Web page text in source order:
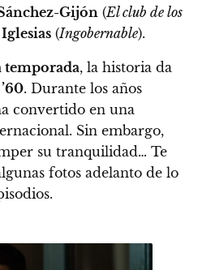
Gijón (El club de los
(Ingobernable).
temporada, la historia da
’60. Durante los años
convertido en una
Sin embargo,
su tranquilidad… Te
fotos adelanto de lo